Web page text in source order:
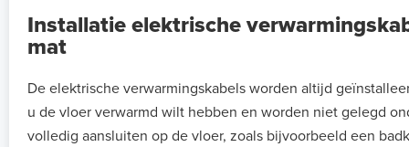
Installatie elektrische
mat
De elektrische verwarmingskabels worden altijd
u de vloer verwarmd wilt hebben en worden niet gelegd
volledig aansluiten op de vloer, zoals bijvoorbeeld een